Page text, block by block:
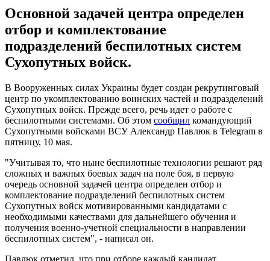
Основной задачей центра определен
отбор и комплектование
подразделений беспилотных систем
Сухопутных войск.
В Вооруженных силах Украины будет создан рекрутинговый
центр по укомплектованию воинских частей и подразделений
Сухопутных войск. Прежде всего, речь идет о работе с
беспилотными системами. Об этом сообщил командующий
Сухопутными войсками ВСУ Александр Павлюк в Telegram в
пятницу, 10 мая.
"Учитывая то, что ныне беспилотные технологии решают ряд
сложных и важных боевых задач на поле боя, в первую
очередь основной задачей центра определен отбор и
комплектование подразделений беспилотных систем
Сухопутных войск мотивированными кандидатами с
необходимыми качествами для дальнейшего обучения и
получения военно-учетной специальности в направлении
беспилотных систем", - написал он.
Павлюк отметил, что при отборе каждый кандидат,